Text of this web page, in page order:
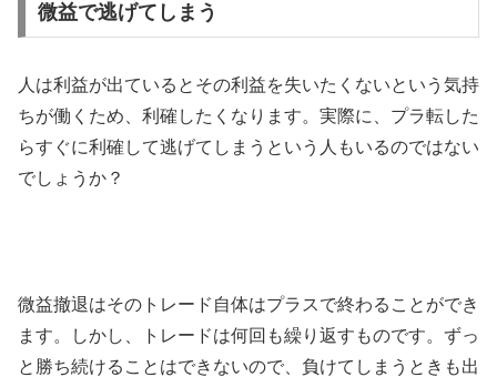
微益で逃げてしまう
人は利益が出ているとその利益を失いたくないという気持
ちが働くため、利確したくなります。実際に、プラ転した
らすぐに利確して逃げてしまうという人もいるのではない
でしょうか？
微益撤退はそのトレード自体はプラスで終わることができ
ます。しかし、トレードは何回も繰り返すものです。ずっ
と勝ち続けることはできないので、負けてしまうときも出